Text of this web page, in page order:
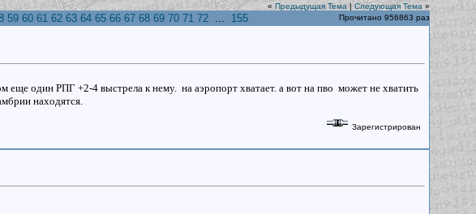
« Предыдущая Тема | Следующая Тема »
59 60 61 62 63 64 65 66 67 68 69 70 71 72 ... 155 Прочитано 956863 раз
еще один РПГ +2-4 выстрела к нему. на аэропорт хватает. а вот на пво может не хватить
находятся.
Зарегистрирован